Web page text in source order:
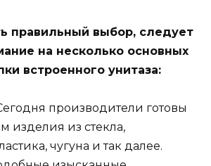
правильный выбор, следует
на несколько основных
встроенного унитаза:
производители готовы
изделия из стекла,
чугуна и так далее.